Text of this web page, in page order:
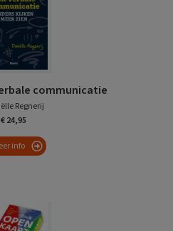
communicatie
Regnerij
€ 24,95
info